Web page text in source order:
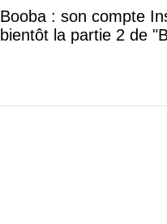
Booba : son compte
bientôt la partie 2 de